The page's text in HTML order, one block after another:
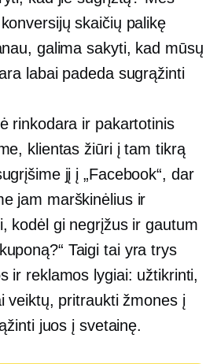
skaičių palikę
galima sakyti, kad mūsų
labai padeda sugrąžinti
rinkodara ir pakartotinis
klientas žiūri į tam tikrą
jį į „Facebook“, dar
jam marškinėlius ir
kodėl gi negrįžus ir gautum
Taigi tai yra trys
ir reklamos lygiai: užtikrinti,
veiktų, pritraukti žmones į
juos į svetainę.